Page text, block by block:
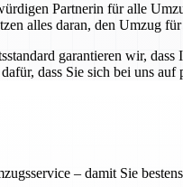
Partnerin für alle
alles daran, den Umzug
garantieren wir,
dass Sie sich bei uns
– damit Sie